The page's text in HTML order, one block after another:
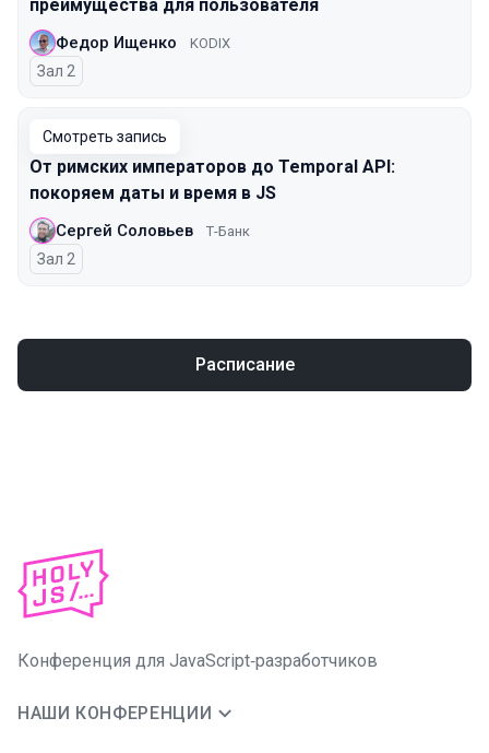
преимущества для пользователя
Федор Ищенко KODIX
Зал 2
Смотреть запись
От римских императоров до Temporal API:
покоряем даты и время в JS
Сергей Соловьев Т-Банк
Зал 2
Расписание
Конференция для JavaScript‑разработчиков
НАШИ КОНФЕРЕНЦИИ